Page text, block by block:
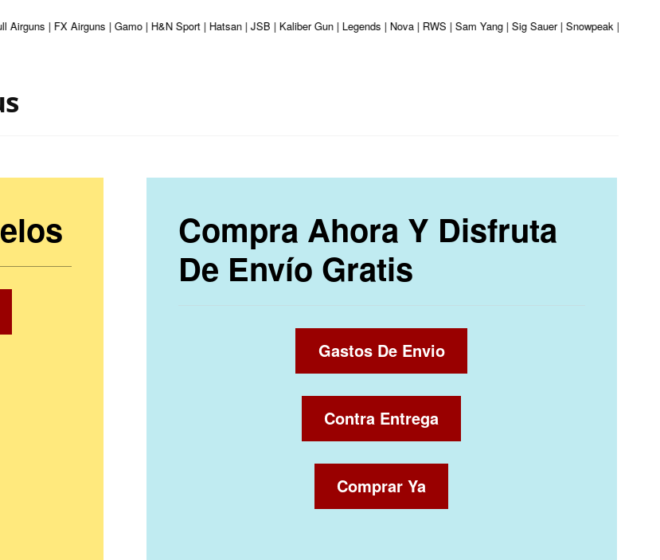
| FX Airguns | Gamo | H&N Sport | Hatsan | JSB | Kaliber Gun | Legends | Nova | RWS | Sam Yang | Sig Sauer | Snowpeak | Umarex
Compra Ahora Y Disfruta
De Envío Gratis
Gastos De Envio
Contra Entrega
Comprar Ya